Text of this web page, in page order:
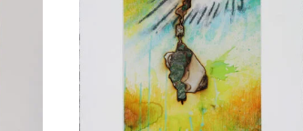
Akira Inumaru – Main
du Saint-Esprit 2/8